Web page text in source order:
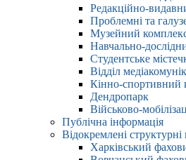
Редакційно-
Проблемні та
Музейний
Навчально-
Студентське
Відділ
Кінно-спортивний
Дендропарк
Військово-
Публічна інформація
Відокремлені структурні
Харківський